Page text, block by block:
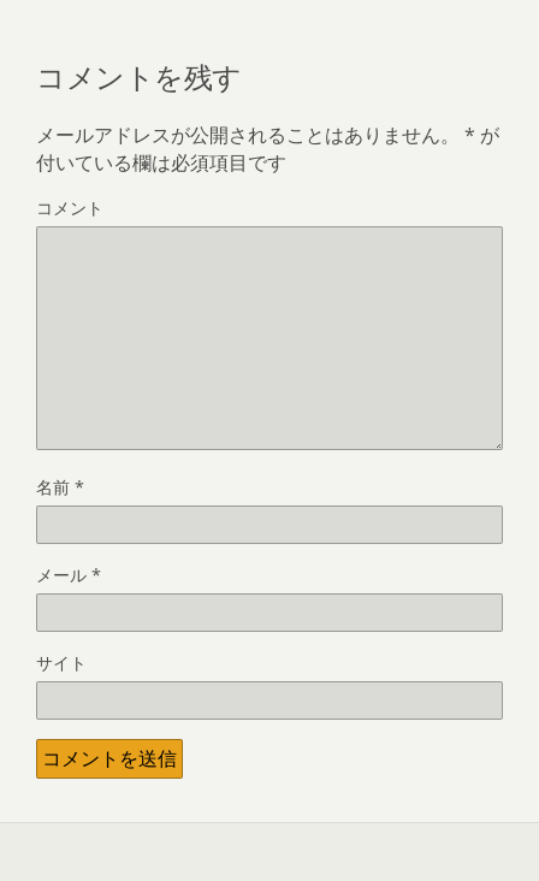
コメントを残す
メールアドレスが公開されることはありません。 * が
付いている欄は必須項目です
コメント
名前 *
メール *
サイト